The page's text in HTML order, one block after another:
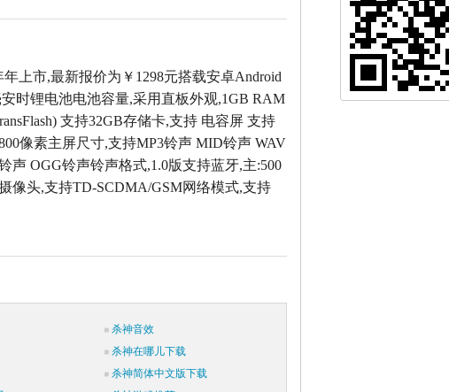
年上市,最新报价为￥1298元搭载安卓Android
时锂电池电池容量,采用直板外观,1GB RAM
支持32GB存储卡,支持 电容屏 支持
像素主屏尺寸,支持MP3铃声 MID铃声 WAV
声 OGG铃声铃声格式,1.0版支持蓝牙,主:500
像头,支持TD-SCDMA/GSM网络模式,支持
杀神音效
杀神在哪儿下载
杀神简体中文版下载